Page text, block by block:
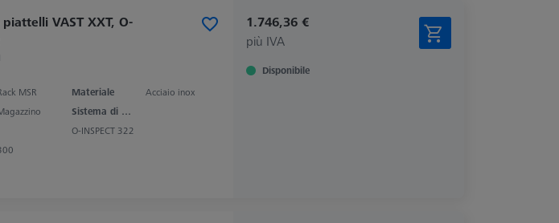
VAST XXT, O-
MSR Materiale
Acciaio inox
Sistema di misura
O-INSPECT 322
1.746,36 €
più IVA
Disponibile